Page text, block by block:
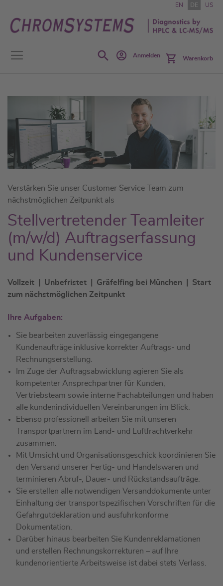
Inhalt
springen
EN DE US
SearchAnmelden Warenkorb
Verstärken Sie unser Customer Service Team zum
nächstmöglichen Zeitpunkt als
Stellvertretender Teamleiter
(m/w/d) Auftragserfassung
und Kundenservice
Vollzeit | Unbefristet | Gräfelfing bei München | Start
zum nächstmöglichen Zeitpunkt
Ihre Aufgaben:
Sie bearbeiten zuverlässig eingegangene
Kundenaufträge inklusive korrekter Auftrags- und
Rechnungserstellung.
Im Zuge der Auftragsabwicklung agieren Sie als
kompetenter Ansprechpartner für Kunden,
Vertriebsteam sowie interne Fachabteilungen und haben
alle kundenindividuellen Vereinbarungen im Blick.
Ebenso professionell arbeiten Sie mit unseren
Transportpartnern im Land- und Luftfrachtverkehr
zusammen.
Mit Umsicht und Organisationsgeschick koordinieren Sie
den Versand unserer Fertig- und Handelswaren und
terminieren Abruf-, Dauer- und Rückstandsaufträge.
Sie erstellen alle notwendigen Versanddokumente unter
Einhaltung der transportspezifischen Vorschriften für die
Gefahrgutdeklaration und ausfuhrkonforme
Dokumentation.
Darüber hinaus bearbeiten Sie Kundenreklamationen
und erstellen Rechnungskorrekturen – auf Ihre
kundenorientierte Arbeitsweise ist dabei stets Verlass.